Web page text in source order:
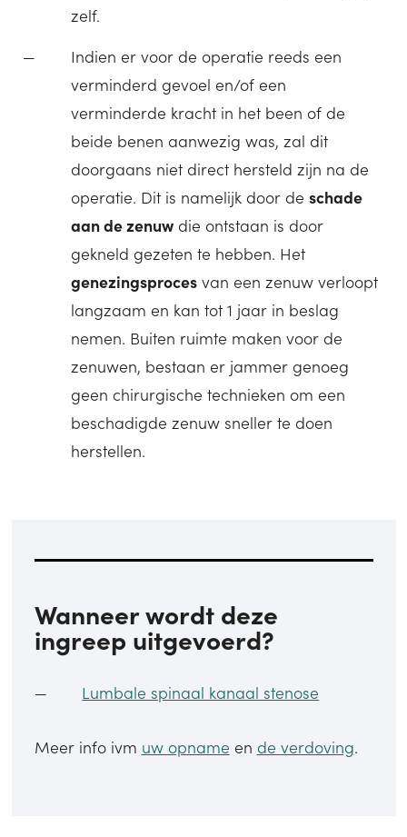
zelf.
Indien er voor de operatie reeds een
verminderd gevoel en/of een
verminderde kracht in het been of de
beide benen aanwezig was, zal dit
doorgaans niet direct hersteld zijn na de
operatie. Dit is namelijk door de schade
aan de zenuwdie ontstaan is door
gekneld gezeten te hebben. Het
genezingsprocesvan een zenuw verloopt
langzaam en kan tot 1 jaar in beslag
nemen. Buiten ruimte maken voor de
zenuwen, bestaan er jammer genoeg
geen chirurgische technieken om een
beschadigde zenuw sneller te doen
herstellen.
Wanneer wordt deze
ingreep uitgevoerd?
Lumbale spinaal kanaal stenose
Meer info ivm uw opname en de verdoving.